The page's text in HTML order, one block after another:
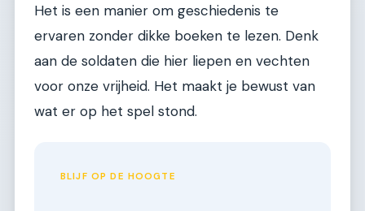
Het is een manier om geschiedenis te
ervaren zonder dikke boeken te lezen. Denk
aan de soldaten die hier liepen en vechten
voor onze vrijheid. Het maakt je bewust van
wat er op het spel stond.
BLIJF OP DE HOOGTE